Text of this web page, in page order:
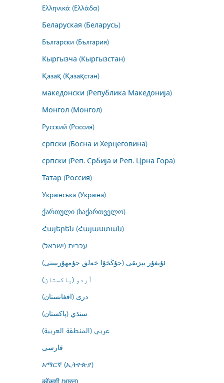
Ελληνικά (Ελλάδα)
Беларуская (Беларусь)
Български (България)
Кыргызча (Кыргызстан)
Қазақ (Қазақстан)
македонски (Република Македонија)
Монгол (Монгол)
Русский (Россия)
српски (Босна и Херцеговина)
српски (Реп. Србија и Реп. Црна Гора)
Татар (Россия)
Українська (Україна)
ქართული (საქართველო)
Հայերեն (Հայաստան)
עברית (ישראל)
ئۇيغۇر يېزىقى (جۇڭخۇا خەلق جۇمھۇرىيىتى)
اُردو (پاکستان)
درى (افغانستان)
سنڌي (پاکستان)
عربي (المنطقة العربية)
فارسى
አማርኛ (ኢትዮጵያ)